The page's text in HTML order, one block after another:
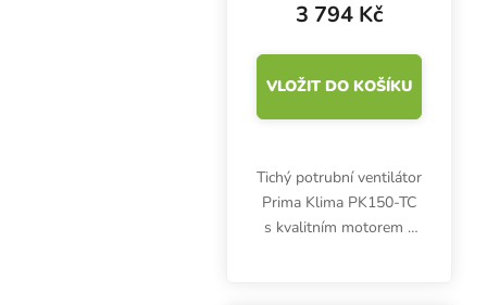
3 794 Kč
VLOŽIT DO KOŠÍKU
Tichý potrubní ventilátor
Prima Klima PK150-TC
s kvalitním motorem s